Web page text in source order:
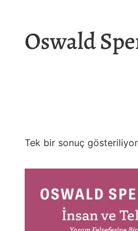
Oswald
Tek bir sonuç gösteriliyor